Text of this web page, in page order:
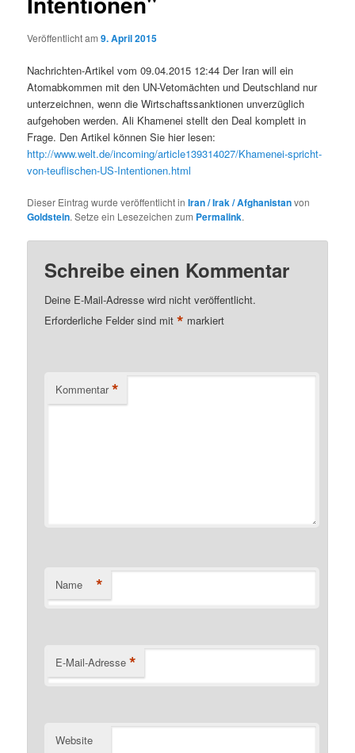
Veröffentlicht am9. April 2015
Nachrichten-Artikel vom 09.04.2015 12:44 Der Iran will ein
Atomabkommen mit den UN-Vetomächten und Deutschland nur
unterzeichnen, wenn die Wirtschaftssanktionen unverzüglich
aufgehoben werden. Ali Khamenei stellt den Deal komplett in
Frage. Den Artikel können Sie hier lesen:
http://www.welt.de/incoming/article139314027/Khamenei-spricht-
von-teuflischen-US-Intentionen.html
Dieser Eintrag wurde veröffentlicht inIran / Irak / Afghanistanvon
Goldstein. Setze ein Lesezeichen zum Permalink.
Schreibe einen Kommentar
Deine E-Mail-Adresse wird nicht veröffentlicht.
Erforderliche Felder sind mit* markiert
Kommentar *
Name *
E-Mail-Adresse *
Website